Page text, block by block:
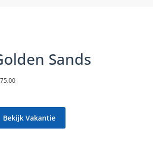
Sands
Bekijk Vakantie